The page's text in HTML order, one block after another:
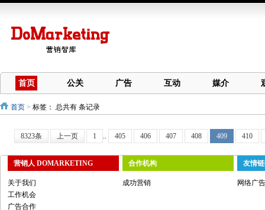
首页 公关 广告 互动 媒介
首页 > 标签： 总共有 条记录
8323条 上一页 1 .. 405 406 407 408 409 410
营销人 DOMARKETING
关于我们
工作机会
广告合作
合作机构
成功营销
友情
网络广